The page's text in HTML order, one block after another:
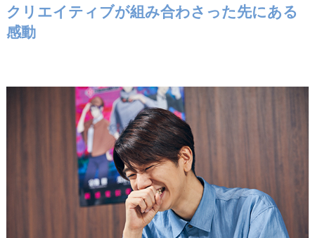
クリエイティブが組み合わさった先にある
感動